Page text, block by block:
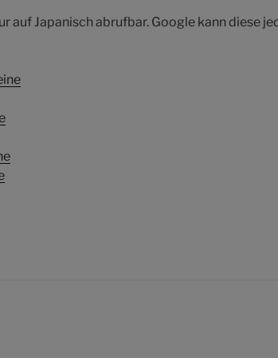
auf Japanisch abrufbar. Google kann diese